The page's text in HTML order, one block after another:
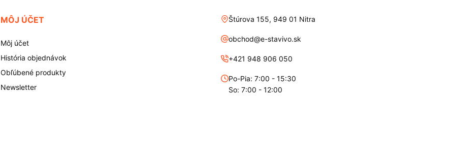
MÔJ ÚČET
Môj účet
História objednávok
Obľúbené produkty
Newsletter
Štúrova 155, 949 01 Nitra
obchod@e-stavivo.sk
+421 948 906 050
Po-Pia: 7:00 - 15:30
So: 7:00 - 12:00